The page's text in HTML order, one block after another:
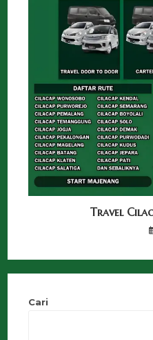
Travel
Cari